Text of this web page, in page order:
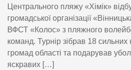
Центрального пляжу «Хімік»
громадської організації
ВФСТ «Колос» з пляжного
команд. Турнір зібрав 18 сильних
громад області та подарував
яскравих […]